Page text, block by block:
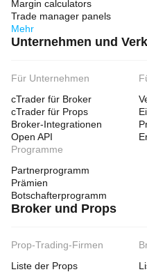
Margin calculators
Trade manager panels
Mehr
Unternehmen und
Für Unternehmen
cTrader für Broker
cTrader für Props
Broker-Integrationen
Open API
Programme
Partnerprogramm
Prämien
Botschafterprogramm
Broker und Props
Prop-Trading-Firmen
Liste der Props